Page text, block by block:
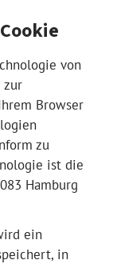
von
zur
Browser
zu
ist die
Hamburg
ein
in